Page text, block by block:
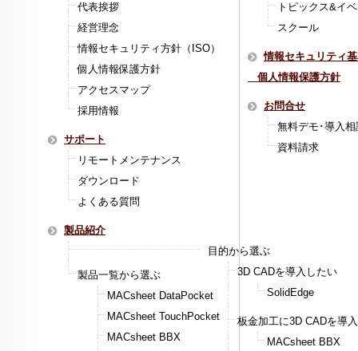
代表挨拶
経営理念
情報セキュリティ方針（ISO）
個人情報保護方針
アクセスマップ
採用情報
サポート
リモートメンテナンス
ダウンロード
よくある質問
トピックス&イ
スクール
情報セキュリティ
個人情報保護方針
お問合せ
無料デモ･導入相
資料請求
製品紹介
目的から選ぶ
3D CADを導入したい
SolidEdge
板金加工に3D CADを導
MACsheet BBX
製品一覧から選ぶ
MACsheet DataPocket
MACsheet TouchPocket
MACsheet BBX